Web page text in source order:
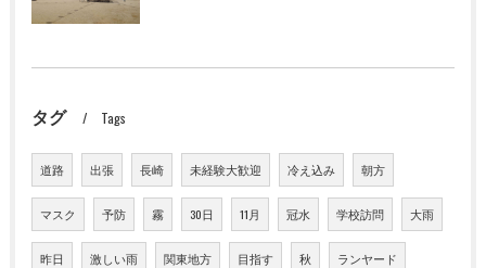
タグ Tags
道路 出張 長崎 未経験大歓迎 冷え込み 朝方
マスク 予防 霧 30日 11月 冠水 学校訪問 大雨
昨日 激しい雨 関東地方 目指す 秋 ランヤード